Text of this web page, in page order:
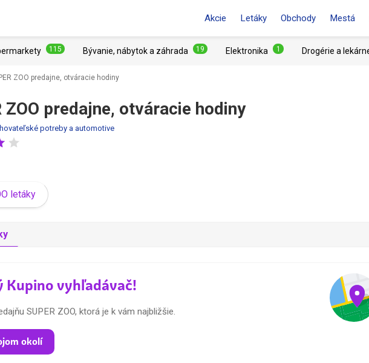
Akcie Letáky Obchody Mestá
115 Bývanie, nábytok a záhrada 19 Elektronika 1 Drogérie a
ZOO predajne, otváracie hodiny
ZOO predajne, otváracie hodiny
potreby a automotive
letáky
Kupino vyhľadávač!
SUPER ZOO, ktorá je k vám najbližšie.
okolí